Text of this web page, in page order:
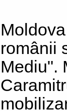
românii
Mediu".